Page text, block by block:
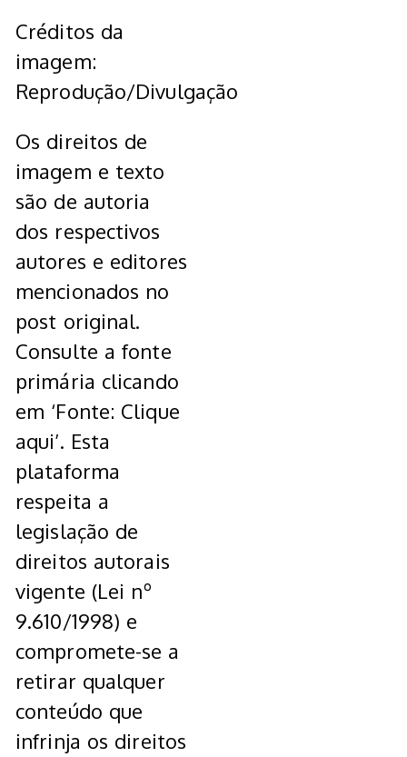
Créditos da
imagem:
Reprodução/Divulgação
Os direitos de
imagem e texto
são de autoria
dos respectivos
autores e editores
mencionados no
post original.
Consulte a fonte
primária clicando
em ‘Fonte: Clique
aqui’. Esta
plataforma
respeita a
legislação de
direitos autorais
vigente (Lei nº
9.610/1998) e
compromete-se a
retirar qualquer
conteúdo que
infrinja os direitos